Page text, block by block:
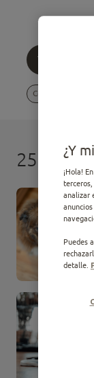
Todos
Comportamiento
25 ¿Y
¡Hola!
terceros,
analizar
Puedes
detalle.